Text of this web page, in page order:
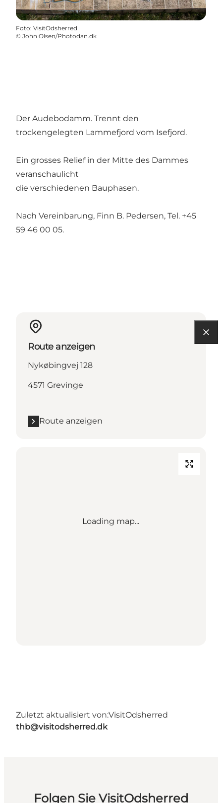
Foto: VisitOdsherred
© John Olsen/Photodan.dk
Der Audebodamm. Trennt den
trockengelegten Lammefjord vom Isefjord.
Ein grosses Relief in der Mitte des Dammes
veranschaulicht
die verschiedenen Bauphasen.
Nach Vereinbarung, Finn B. Pedersen, Tel. +45
59 46 00 05.
Route anzeigen
Nykøbingvej 128
4571 Grevinge
Route anzeigen
Loading map...
Zuletzt aktualisiert von:VisitOdsherred
thb@visitodsherred.dk
Folgen Sie VisitOdsherred